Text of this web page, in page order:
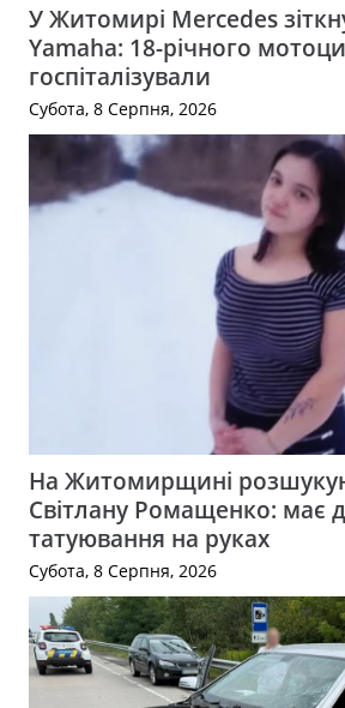
У Житомирі Mercedes
Yamaha: 18-річного
госпіталізували
Субота, 8 Серпня, 2026
На Житомирщині
Світлану Ромащенко: має
татуювання на руках
Субота, 8 Серпня, 2026